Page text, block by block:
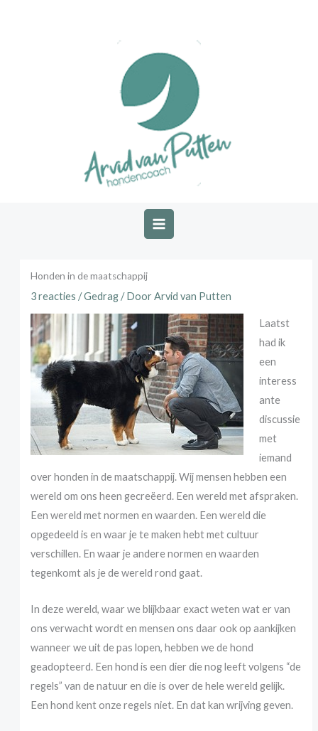
Honden in de maatschappij
3 reacties /Gedrag/ DoorArvid van Putten
Laatst
had ik
een
interess
ante
discussie
met
iemand
over honden in de maatschappij. Wij mensen hebben een
wereld om ons heen gecreëerd. Een wereld met afspraken.
Een wereld met normen en waarden. Een wereld die
opgedeeld is en waar je te maken hebt met cultuur
verschillen. En waar je andere normen en waarden
tegenkomt als je de wereld rond gaat.
In deze wereld, waar we blijkbaar exact weten wat er van
ons verwacht wordt en mensen ons daar ook op aankijken
wanneer we uit de pas lopen, hebben we de hond
geadopteerd. Een hond is een dier die nog leeft volgens “de
regels” van de natuur en die is over de hele wereld gelijk.
Een hond kent onze regels niet. En dat kan wrijving geven.